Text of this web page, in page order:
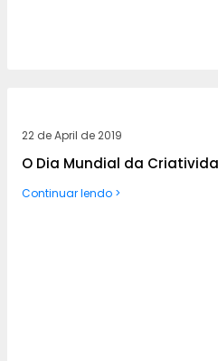
22 de April de 2019
O Dia Mundial da
Continuar lendo >